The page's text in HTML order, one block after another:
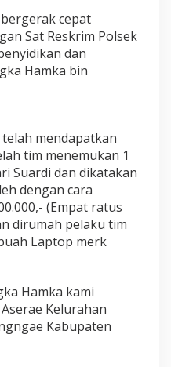
cepat
Sat Reskrim Polsek
dan
Hamka bin
mendapatkan
tim menemukan 1
Suardi dan dikatakan
dengan cara
(Empat ratus
dirumah pelaku tim
Laptop merk
Hamka kami
Kelurahan
Kabupaten